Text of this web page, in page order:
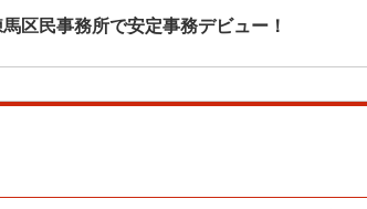
区民事務所で安定事務デビュー！